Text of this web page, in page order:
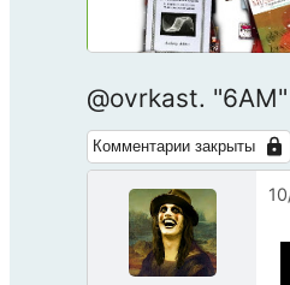
@ovrkast.
Комментарии закрыты